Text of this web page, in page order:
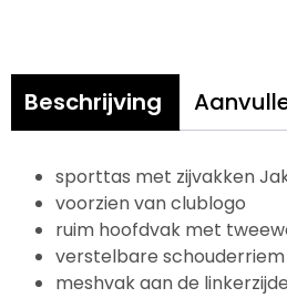
Beschrijving
sporttas met zijvakken
voorzien van clublogo
ruim hoofdvak met
verstelbare schouderriem
meshvak aan de linkerzijde